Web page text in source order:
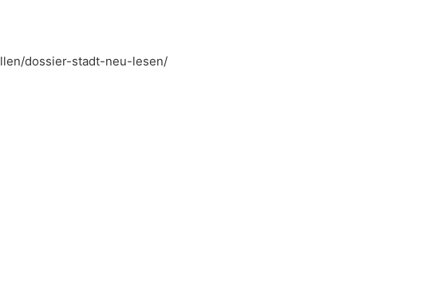
dossier-stadt-neu-lesen/